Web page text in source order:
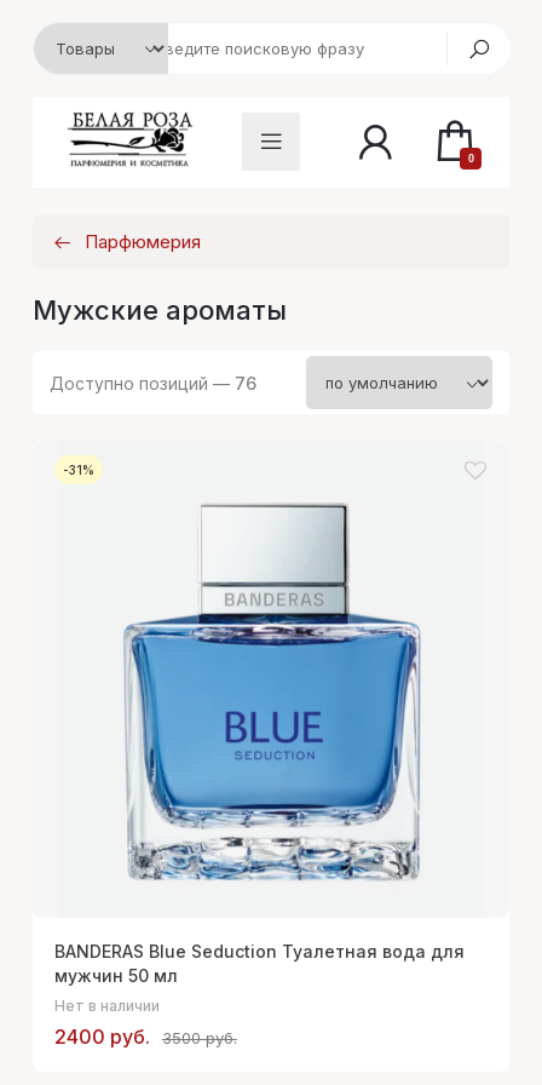
0
Парфюмерия
Мужские ароматы
Доступно позиций — 76
-31%
BANDERAS Blue Seduction Туалетная вода для
мужчин 50 мл
Нет в наличии
2400 руб. 3500 руб.